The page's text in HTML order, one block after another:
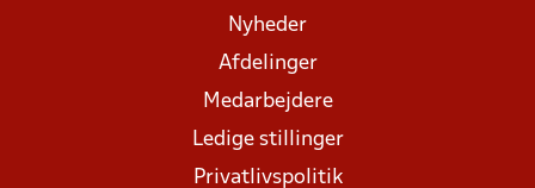
Nyheder
Afdelinger
Medarbejdere
Ledige stillinger
Privatlivspolitik